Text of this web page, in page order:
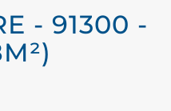
- 91300 -